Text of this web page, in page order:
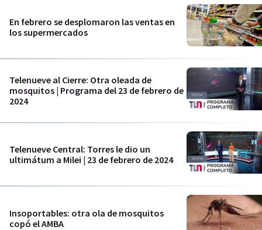
En febrero se desplomaron las ventas en
los supermercados
Telenueve al Cierre: Otra oleada de
mosquitos | Programa del 23 de febrero de
2024
Telenueve Central: Torres le dio un
ultimátum a Milei | 23 de febrero de 2024
Insoportables: otra ola de mosquitos
copó el AMBA